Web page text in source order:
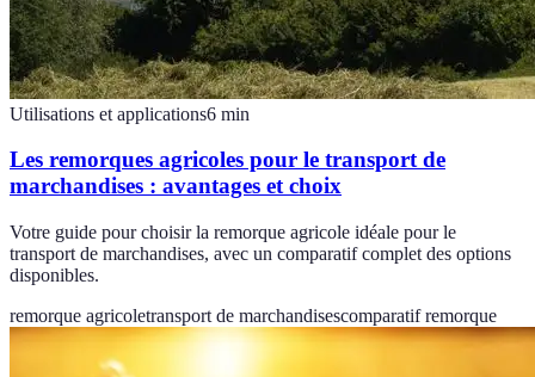
Utilisations et applications6 min
Les remorques agricoles pour le transport de
marchandises : avantages et choix
Votre guide pour choisir la remorque agricole idéale pour le
transport de marchandises, avec un comparatif complet des options
disponibles.
remorque agricoletransport de marchandisescomparatif remorque